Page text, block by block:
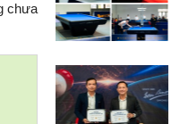
chưa